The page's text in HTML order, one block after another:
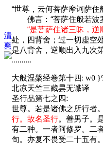
清
爽
“世尊，云何菩萨摩诃萨
佛言：“菩萨住般若波罗
“是菩萨住诸三昧，逆
处，四背舍；过一切虚空
是八背舍，逆顺出入九次
..........
大般涅槃经卷第十四: w0
北凉天竺三藏昙无谶译
圣行品第七之四:
世尊。若是诸佛之所行者
行。故名圣行。善男子。
有二种。一者阿修罗。二
旬。亦复不畏受二十五有